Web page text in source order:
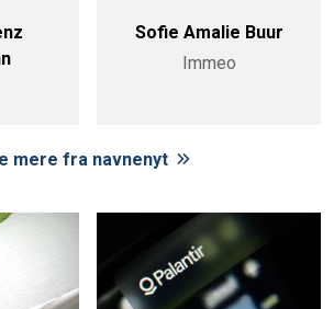
Sofie Amalie Buur
Immeo
mere fra navnenyt